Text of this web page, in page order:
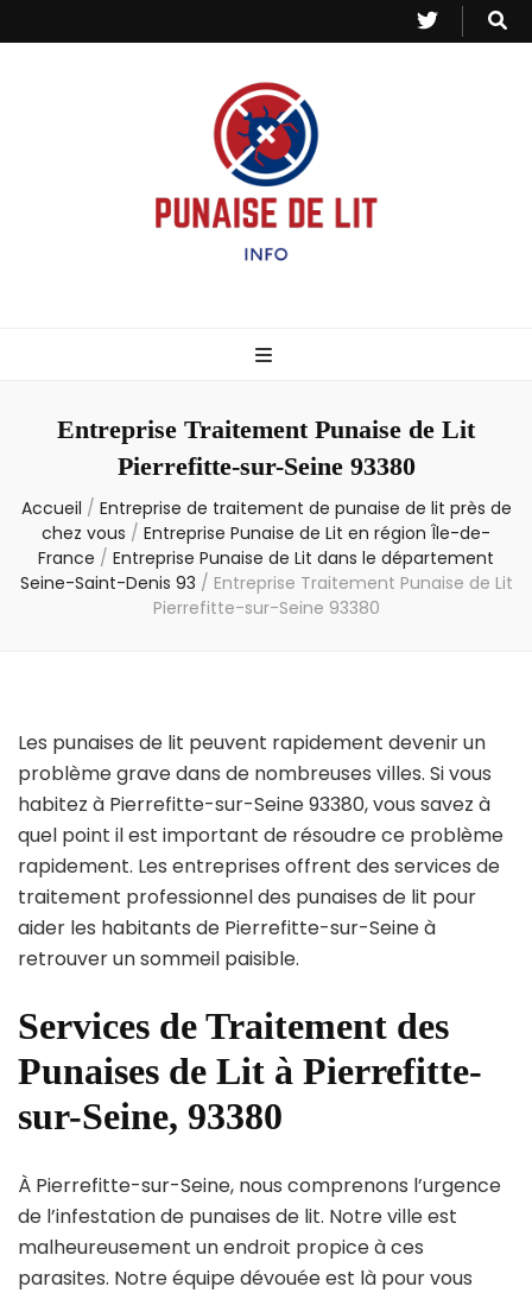
– Info
Entreprise Traitement Punaise de Lit
Pierrefitte-sur-Seine 93380
Accueil / Entreprise de traitement de punaise de lit près de
chez vous / Entreprise Punaise de Lit en région Île-de-
France / Entreprise Punaise de Lit dans le département
Seine-Saint-Denis 93 / Entreprise Traitement Punaise de Lit
Pierrefitte-sur-Seine 93380
Les punaises de lit peuvent rapidement devenir un
problème grave dans de nombreuses villes. Si vous
habitez à Pierrefitte-sur-Seine 93380, vous savez à
quel point il est important de résoudre ce problème
rapidement. Les entreprises offrent des services de
traitement professionnel des punaises de lit pour
aider les habitants de Pierrefitte-sur-Seine à
retrouver un sommeil paisible.
Services de Traitement des
Punaises de Lit à Pierrefitte-
sur-Seine, 93380
À Pierrefitte-sur-Seine, nous comprenons l’urgence
de l’infestation de punaises de lit. Notre ville est
malheureusement un endroit propice à ces
parasites. Notre équipe dévouée est là pour vous